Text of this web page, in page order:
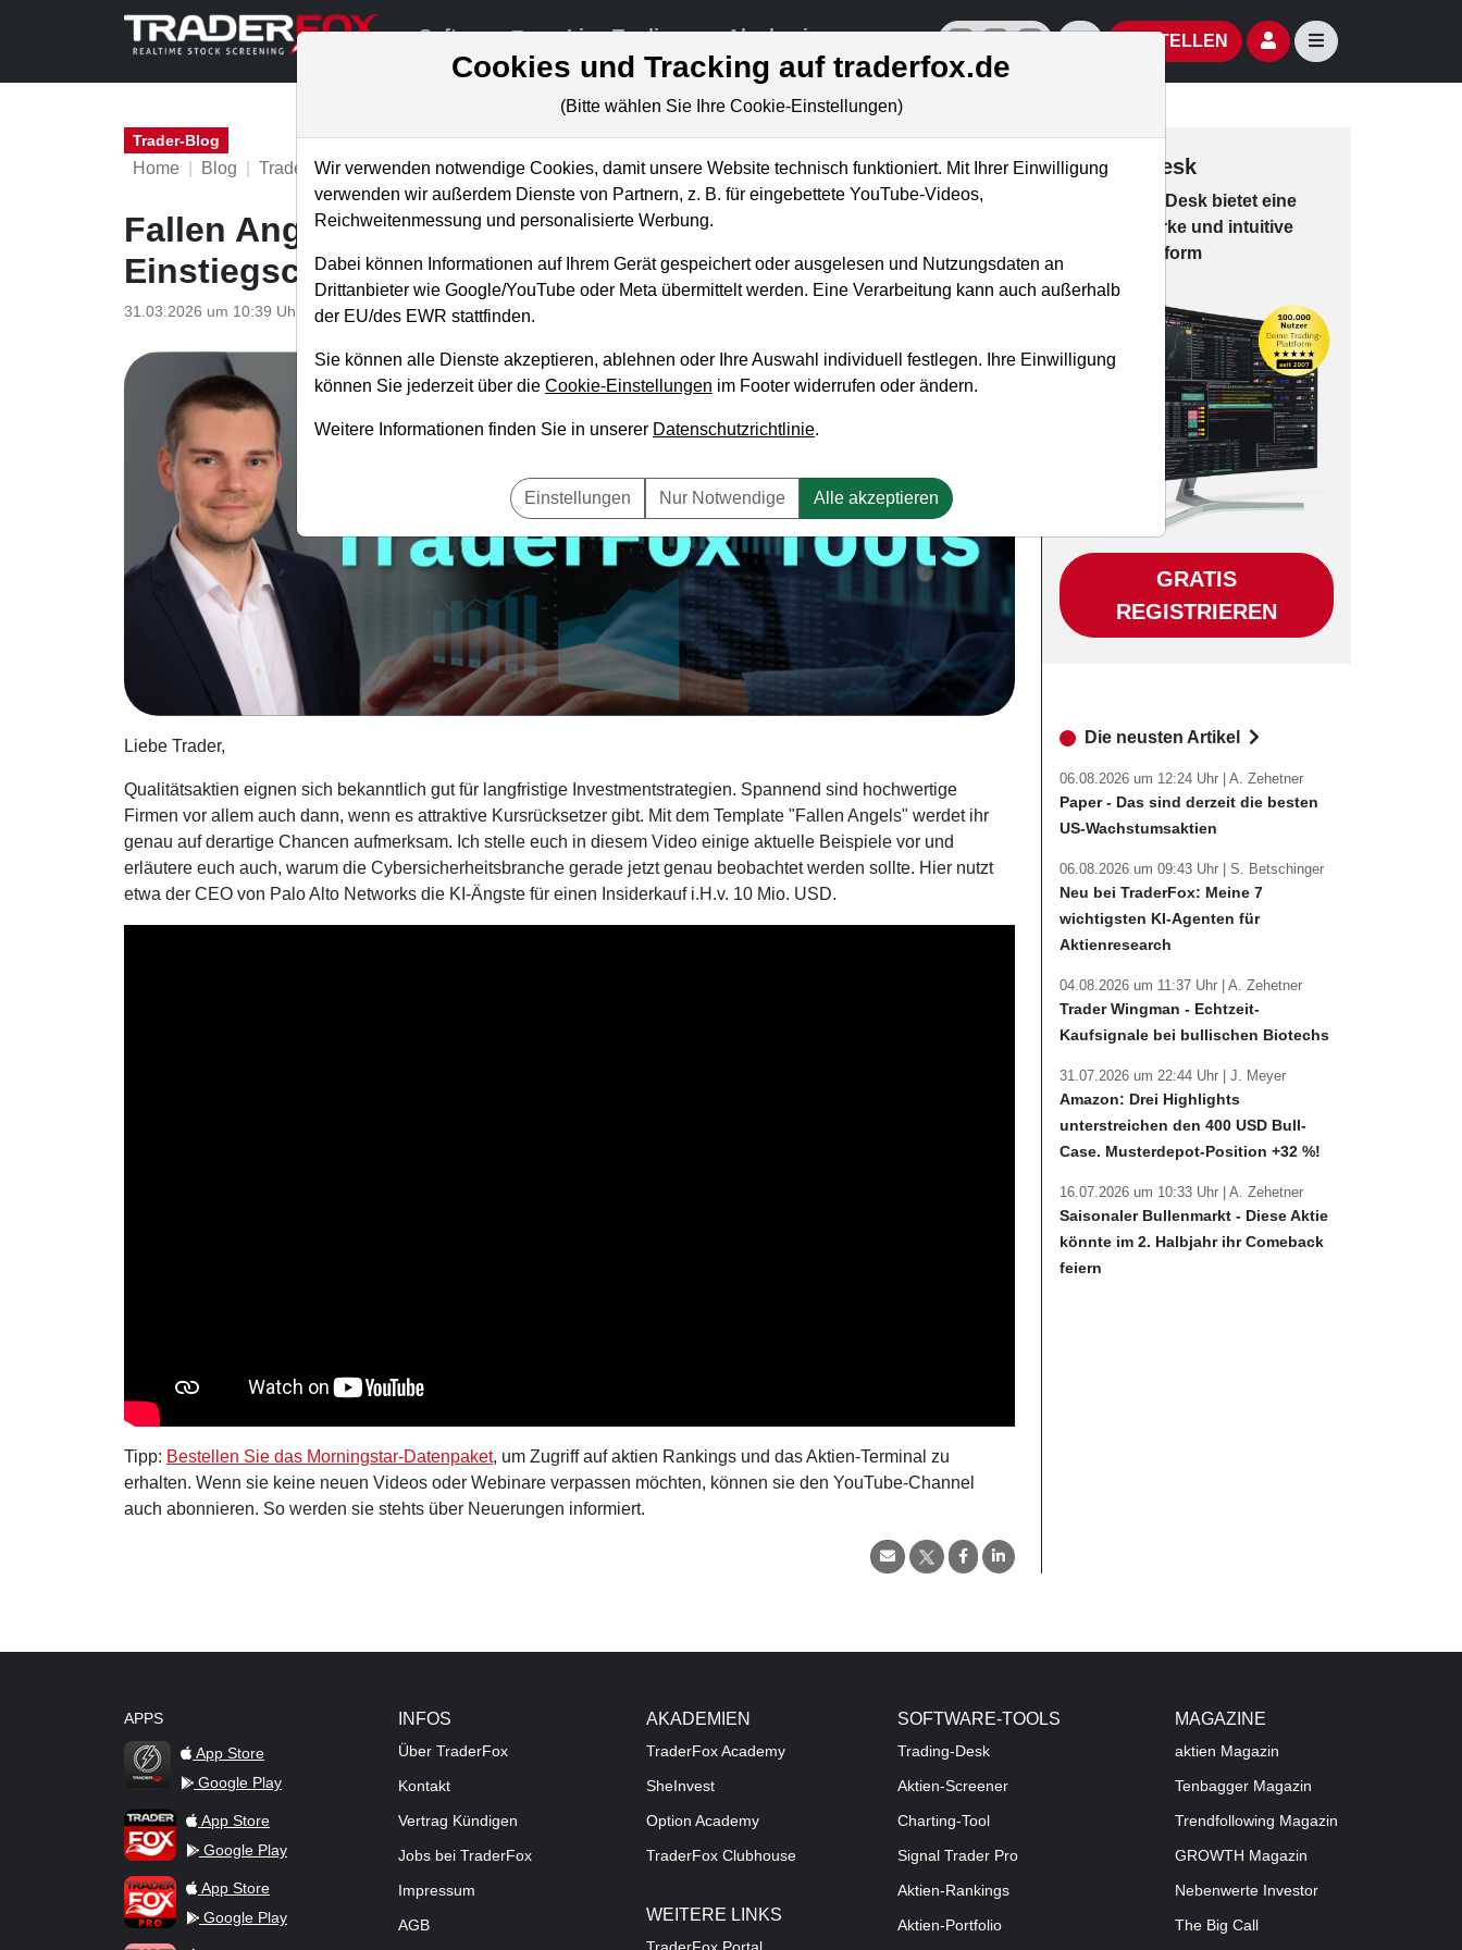
Software Live-Trading Akademie offizielle Social Media-AccountsAktien- und Artikelsuche öffnen
BESTELLEN Seitennavigation
Trader-Blog
Home Blog Trader-Blog
Fallen Angels - Rücksetzer bei Qualitätsaktien als
Einstiegschance
31.03.2026 um 10:39 Uhr A. Zehetner
Liebe Trader,
Qualitätsaktien eignen sich bekanntlich gut für langfristige Investmentstrategien. Spannend sind hochwertige
Firmen vor allem auch dann, wenn es attraktive Kursrücksetzer gibt. Mit dem Template "Fallen Angels" werdet ihr
genau auf derartige Chancen aufmerksam. Ich stelle euch in diesem Video einige aktuelle Beispiele vor und
erläutere euch auch, warum die Cybersicherheitsbranche gerade jetzt genau beobachtet werden sollte. Hier nutzt
etwa der CEO von Palo Alto Networks die KI-Ängste für einen Insiderkauf i.H.v. 10 Mio. USD.
Tipp: Bestellen Sie das Morningstar-Datenpaket, um Zugriff auf aktien Rankings und das Aktien-Terminal zu
erhalten. Wenn sie keine neuen Videos oder Webinare verpassen möchten, können sie den YouTube-Channel
auch abonnieren. So werden sie stehts über Neuerungen informiert.
Trading-Desk
Desk bie­tet eine
leis­tungs­star­ke und in­tui­tive
Han­dels­platt­form
GRATIS
REGISTRIEREN
Die neusten Artikel
06.08.2026 um 12:24 Uhr | A. Zehetner
Paper - Das sind derzeit die besten
US-Wachstumsaktien
06.08.2026 um 09:43 Uhr | S. Betschinger
Neu bei TraderFox: Meine 7
wichtigsten KI-Agenten für
Aktienresearch
04.08.2026 um 11:37 Uhr | A. Zehetner
Trader Wingman - Echtzeit-
Kaufsignale bei bullischen Biotechs
31.07.2026 um 22:44 Uhr | J. Meyer
Amazon: Drei Highlights
unterstreichen den 400 USD Bull-
Case. Musterdepot-Position +32 %!
16.07.2026 um 10:33 Uhr | A. Zehetner
Saisonaler Bullenmarkt - Diese Aktie
könnte im 2. Halbjahr ihr Comeback
feiern
APPS
TraderFox Flash
App Store
Google Play
TraderFox AppApp Store
Google Play
TraderFox ProApp Store
Google Play
INFOS
Über TraderFox
Kontakt
Vertrag Kündigen
Jobs bei TraderFox
Impressum
AGB
AKADEMIEN
TraderFox Academy
SheInvest
Option Academy
TraderFox Clubhouse
WEITERE LINKS
SOFTWARE-TOOLS
Trading-Desk
Aktien-Screener
Charting-Tool
Signal Trader Pro
Aktien-Rankings
Aktien-Portfolio
MAGAZINE
aktien Magazin
Tenbagger Magazin
Trendfollowing Magazin
GROWTH Magazin
Nebenwerte Investor
The Big Call
Cookies und Tracking auf traderfox.de
(Bitte wählen Sie Ihre Cookie-Einstellungen)
Wir verwenden notwendige Cookies, damit unsere Website technisch funktioniert. Mit Ihrer Einwilligung
verwenden wir außerdem Dienste von Partnern, z. B. für eingebettete YouTube-Videos,
Reichweitenmessung und personalisierte Werbung.
Dabei können Informationen auf Ihrem Gerät gespeichert oder ausgelesen und Nutzungsdaten an
Drittanbieter wie Google/YouTube oder Meta übermittelt werden. Eine Verarbeitung kann auch außerhalb
der EU/des EWR stattfinden.
Sie können alle Dienste akzeptieren, ablehnen oder Ihre Auswahl individuell festlegen. Ihre Einwilligung
können Sie jederzeit über die Cookie-Einstellungen im Footer widerrufen oder ändern.
Weitere Informationen finden Sie in unserer Datenschutzrichtlinie.
Einstellungen Nur Notwendige Alle akzeptieren